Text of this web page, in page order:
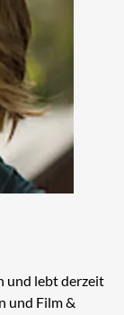
und lebt derzeit
und Film &